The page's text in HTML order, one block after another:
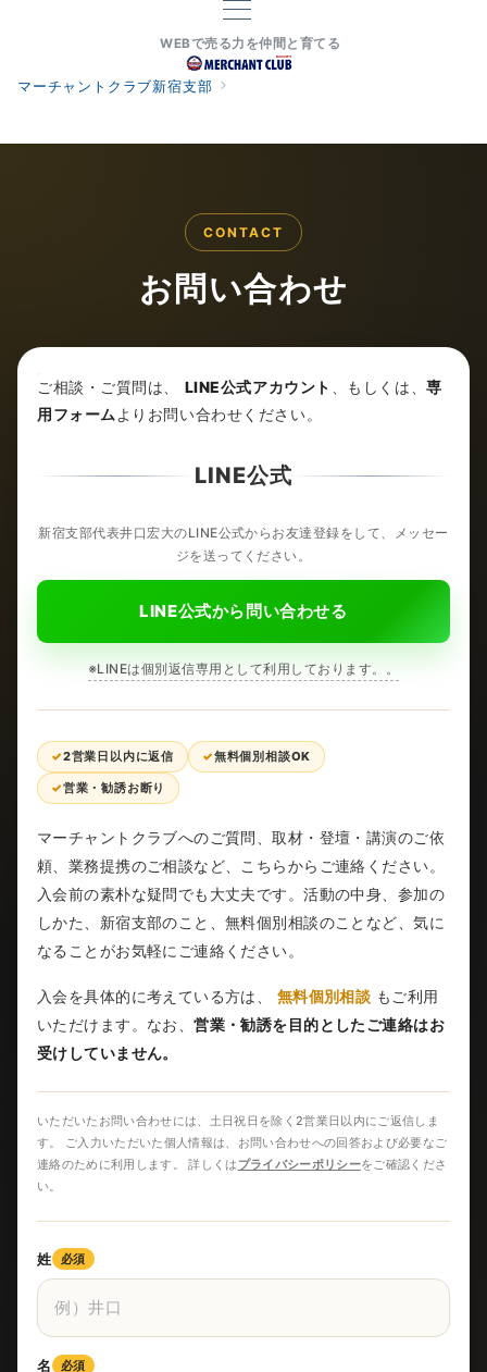
WEBで売る力を仲間と育てる
マーチャントクラブ新宿支部
CONTACT
お問い合わせ
ご相談・ご質問は、 LINE公式アカウント 、もしくは、専
用フォーム よりお問い合わせください。
LINE公式
新宿支部代表井口宏大のLINE公式からお友達登録をして、メッセー
ジを送ってください。
LINE公式から問い合わせる
※LINEは個別返信専用として利用しております。。
2営業日以内に返信 無料個別相談OK
営業・勧誘お断り
マーチャントクラブへのご質問、取材・登壇・講演のご依
頼、業務提携のご相談など、こちらからご連絡ください。
入会前の素朴な疑問でも大丈夫です。活動の中身、参加の
しかた、新宿支部のこと、無料個別相談のことなど、気に
なることがお気軽にご連絡ください。
入会を具体的に考えている方は、 無料個別相談 もご利用
いただけます。なお、営業・勧誘を目的としたご連絡はお
受けしていません。
いただいたお問い合わせには、土日祝日を除く2営業日以内にご返信しま
す。 ご入力いただいた個人情報は、お問い合わせへの回答および必要なご
連絡のために利用します。 詳しくは プライバシーポリシーをご確認くださ
い。
姓 必須
名 必須